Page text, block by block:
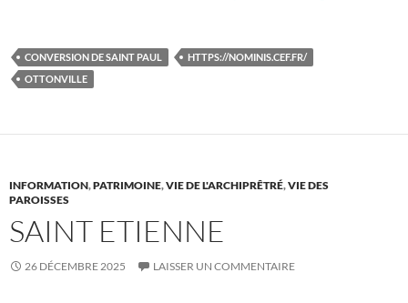
CONVERSION DE SAINT PAUL
HTTPS://NOMINIS.CEF.FR/
OTTONVILLE
INFORMATION,PATRIMOINE,VIE DE L'ARCHIPRÊTRÉ,VIE DES
PAROISSES
SAINT ETIENNE
26 DÉCEMBRE 2025 LAISSER UN COMMENTAIRE